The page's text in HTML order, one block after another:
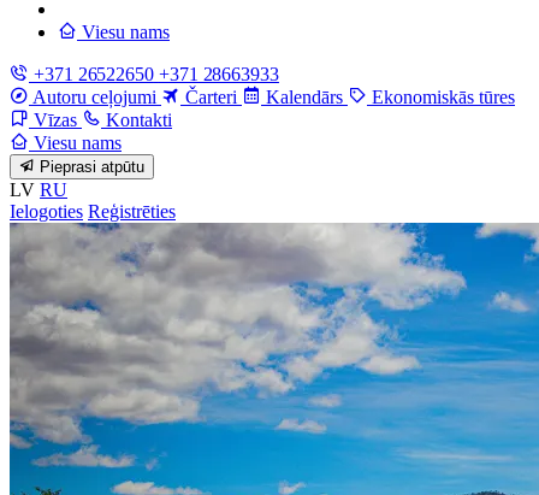
Viesu nams
+371 26522650 +371 28663933
Autoru ceļojumi
Čarteri Kalendārs
Ekonomiskās tūres
Vīzas
Kontakti
Viesu nams
Pieprasi atpūtu
LV RU
Ielogoties Reģistrēties